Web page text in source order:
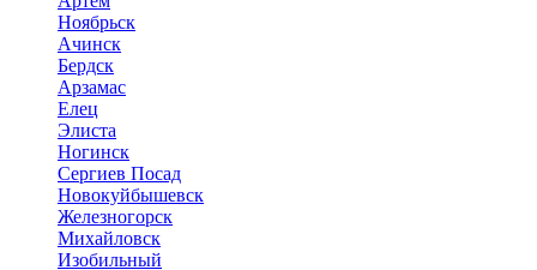
Ноябрьск
Ачинск
Бердск
Арзамас
Елец
Элиста
Ногинск
Сергиев Посад
Новокуйбышевск
Железногорск
Михайловск
Изобильный